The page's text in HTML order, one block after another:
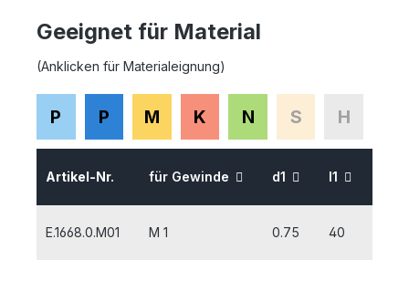
Geeignet für Material
(Anklicken für Materialeignung)
P P M K N S H
Artikel-Nr. für Gewinde d1 l1
E.1668.0.M01 M 1 0.75 40